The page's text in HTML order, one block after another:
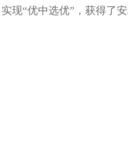
现“优中选优”，获得了安